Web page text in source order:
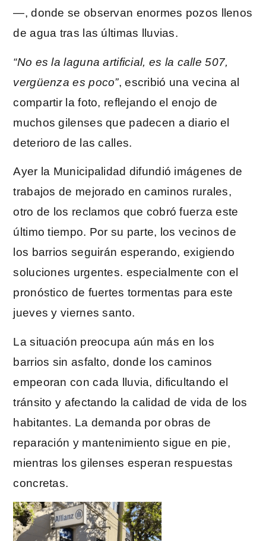
—, donde se observan enormes pozos llenos
de agua tras las últimas lluvias.
“No es la laguna artificial, es la calle 507,
vergüenza es poco”, escribió una vecina al
compartir la foto, reflejando el enojo de
muchos gilenses que padecen a diario el
deterioro de las calles.
Ayer la Municipalidad difundió imágenes de
trabajos de mejorado en caminos rurales,
otro de los reclamos que cobró fuerza este
último tiempo. Por su parte, los vecinos de
los barrios seguirán esperando, exigiendo
soluciones urgentes. especialmente con el
pronóstico de fuertes tormentas para este
jueves y viernes santo.
La situación preocupa aún más en los
barrios sin asfalto, donde los caminos
empeoran con cada lluvia, dificultando el
tránsito y afectando la calidad de vida de los
habitantes. La demanda por obras de
reparación y mantenimiento sigue en pie,
mientras los gilenses esperan respuestas
concretas.